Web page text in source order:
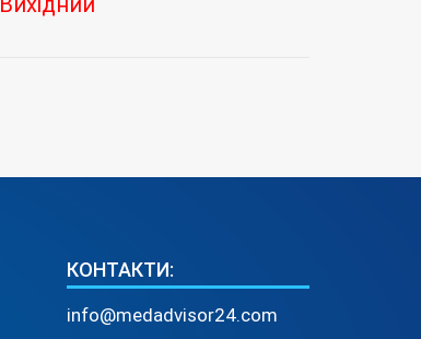
КОНТАКТИ:
info@medadvisor24.com